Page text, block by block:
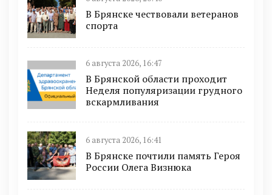
В Брянске чествовали ветеранов
спорта
6 августа 2026, 16:47
В Брянской области проходит
Неделя популяризации грудного
вскармливания
6 августа 2026, 16:41
В Брянске почтили память Героя
России Олега Визнюка